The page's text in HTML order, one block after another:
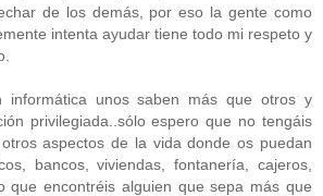
de los demás, por eso la gente como
intenta ayudar tiene todo mi respeto y
informática unos saben más que otros y
privilegiada..sólo espero que no tengáis
aspectos de la vida donde os puedan
bancos, viviendas, fontanería, cajeros,
que encontréis alguien que sepa más que